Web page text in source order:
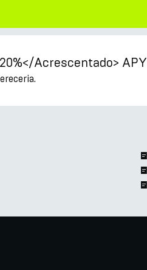
Acrescentado> APY